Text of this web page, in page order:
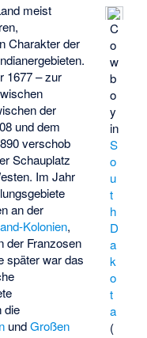
C
o
w
b
o
y
in
S
o
u
t
h
D
a
k
o
t
a
(
meist
Charakter der
1677 – zur
der
und dem
verschob
Schauplatz
Im Jahr
an der
Kolonien,
der Franzosen
später war das
die
undGroßen